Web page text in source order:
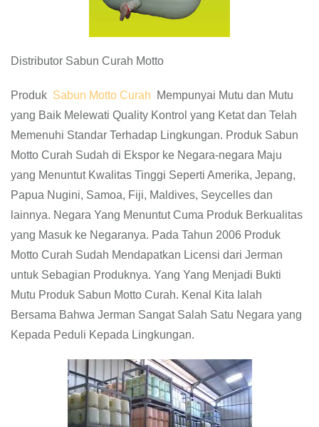
Distributor Sabun Curah Motto
Produk Sabun Motto Curah
Mempunyai Mutu dan Mutu
yang Baik Melewati Quality Kontrol yang Ketat dan Telah
Memenuhi Standar Terhadap Lingkungan. Produk Sabun
Motto Curah Sudah di Ekspor ke Negara-negara Maju
yang Menuntut Kwalitas Tinggi Seperti Amerika, Jepang,
Papua Nugini, Samoa, Fiji, Maldives, Seycelles dan
lainnya. Negara Yang Menuntut Cuma Produk Berkualitas
yang Masuk ke Negaranya. Pada Tahun 2006 Produk
Motto Curah Sudah Mendapatkan Licensi dari Jerman
untuk Sebagian Produknya. Yang Yang Menjadi Bukti
Mutu Produk Sabun Motto Curah. Kenal Kita Ialah
Bersama Bahwa Jerman Sangat Salah Satu Negara yang
Kepada Peduli Kepada Lingkungan.